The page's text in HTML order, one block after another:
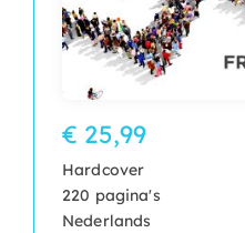
€ 25,99
Hardcover
220 pagina's
Nederlands